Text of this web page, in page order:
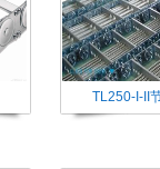
TL250-I-II